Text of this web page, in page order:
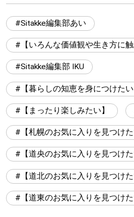
Sitakke編集部あい
【いろんな価値観や生き方に触
Sitakke編集部 IKU
【暮らしの知恵を身につけたい
【まったり楽しみたい】
【札幌のお気に入りを見つけた
【道央のお気に入りを見つけた
【道北のお気に入りを見つけた
【道東のお気に入りを見つけた